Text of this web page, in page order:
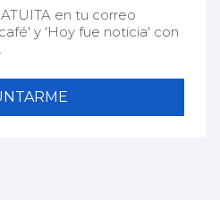
en tu correo
y 'Hoy fue noticia' con